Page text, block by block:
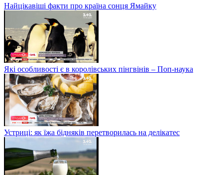
Найцікавіші факти про країна сонця Ямайку
Які особливості є в королівських пінгвінів – Поп-наука
Устриці: як їжа бідняків перетворилась на делікатес